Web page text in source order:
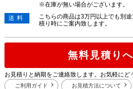
※在庫が無い場合がございます。
送料
こちらの商品は3万円以上でも別
積り時にご案内致します。
無料見積り
お見積りと納期をご連絡致します。お気軽にど
ご利用ガイド お見積方法について